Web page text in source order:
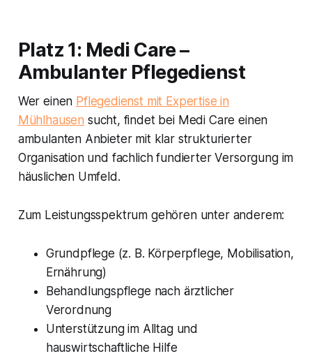
Platz 1: Medi Care –
Ambulanter Pflegedienst
Wer einen Pflegedienst mit Expertise in
Mühlhausen sucht, findet bei Medi Care einen
ambulanten Anbieter mit klar strukturierter
Organisation und fachlich fundierter Versorgung im
häuslichen Umfeld.
Zum Leistungsspektrum gehören unter anderem:
Grundpflege (z. B. Körperpflege, Mobilisation,
Ernährung)
Behandlungspflege nach ärztlicher
Verordnung
Unterstützung im Alltag und
hauswirtschaftliche Hilfe